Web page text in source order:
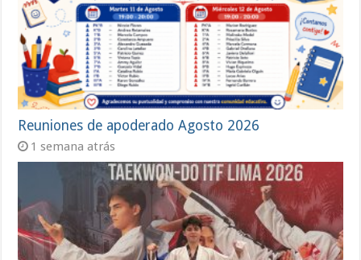
Reuniones de apoderado Agosto 2026
1 semana atrás